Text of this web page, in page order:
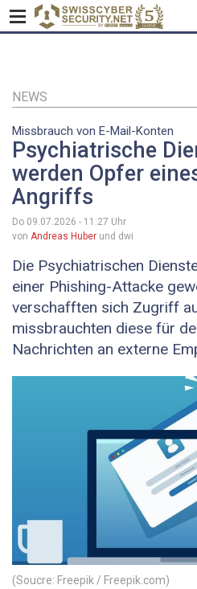
Inhalt
NEWS
Missbrauch von E-Mail-Konten
Psychiatrische
werden Opfer
Angriffs
Do 09.07.2026 - 11:27 Uhr
von Andreas Huber und dwi
Die Psychiatrischen
einer Phishing-Attacke
verschafften sich Zugriff
missbrauchten diese für
Nachrichten an externe
(Soucre: Freepik / Freepik.com)